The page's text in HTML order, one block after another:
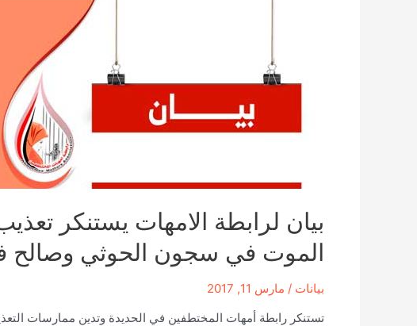
وصالح
بيان لرابطة الامهات يستنكر
الموت في سجون الحوثي وصالح
بيانات / مارس 11, 2017
تستنكر رابطة أمهات المختطفين في الحديدة وتدين ممارسات